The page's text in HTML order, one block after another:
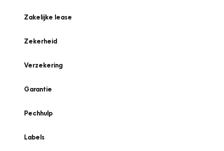
Zakelijke lease
Zekerheid
Verzekering
Garantie
Pechhulp
Labels